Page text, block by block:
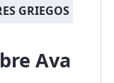
GRIEGOS
Ava